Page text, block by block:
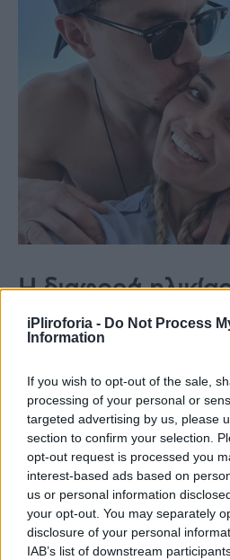
iPliroforia - Do Not Process
Information
If you wish to opt-out of the sale,
processing of your personal or
targeted advertising by us, please
section to confirm your selection.
opt-out request is processed you
interest-based ads based on
us or personal information
your opt-out. You may separately
disclosure of your personal
IAB’s list of downstream
Η διαφορά
Βασιλικής
Λευτέρη Πετρούνια
«Έχουμε πέντε χρόνια
μεγάλη, δεν με πειράζει.
διαφορά ηλικίας στην
μικρούλης και απλώς
μέχρι εκεί. Θεωρούσα
σκεφτώ και πολλά πολλά
ήμουν ώριμη γυναίκα.